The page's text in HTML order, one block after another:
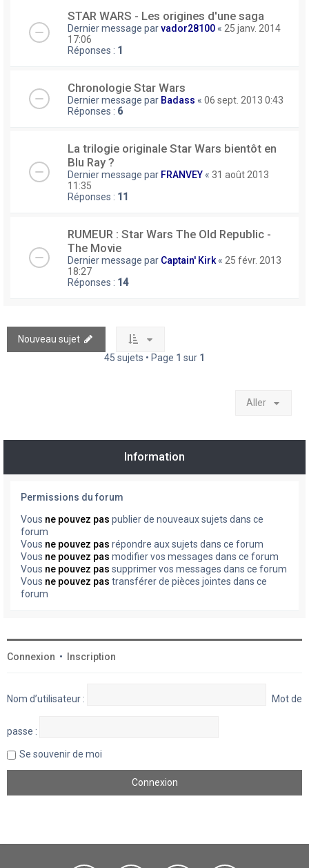
STAR WARS - Les origines d'une saga
Dernier message parvador28100 « 25 janv. 2014
17:06
Réponses : 1
Chronologie Star Wars
Dernier message par Badass « 06 sept. 2013 0:43
Réponses : 6
La trilogie originale Star Wars bientôt en
Blu Ray ?
Dernier message par FRANVEY « 31 août 2013
11:35
Réponses : 11
RUMEUR : Star Wars The Old Republic -
The Movie
Dernier message par Captain' Kirk « 25 févr. 2013
18:27
Réponses : 14
Nouveau sujet
45 sujets • Page 1 sur 1
Aller
Information
Permissions du forum
Vous ne pouvez pas publier de nouveaux sujets dans ce
forum
Vous ne pouvez pas répondre aux sujets dans ce forum
Vous ne pouvez pas modifier vos messages dans ce forum
Vous ne pouvez pas supprimer vos messages dans ce forum
Vous ne pouvez pas transférer de pièces jointes dans ce
forum
Connexion • Inscription
Nom d’utilisateur : Mot de
passe :
Se souvenir de moi